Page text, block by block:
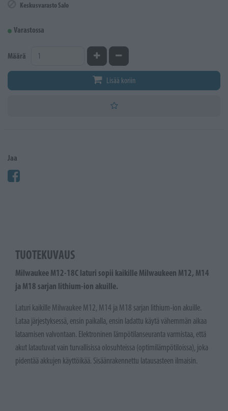
Keskusvarasto Salo
Varastossa
Määrä Kasvata määrääVähennä määrää
Lisää koriin
Jaa
TUOTEKUVAUS
Milwaukee M12-18C laturi sopii kaikille Milwaukeen M12, M14
ja M18 sarjan lithium-ion akuille.
Laturi kaikille Milwaukee M12, M14 ja M18 sarjan lithium-ion akuille.
Lataa järjestyksessä, ensin paikalla, ensin ladattu käytä vähemmän aikaa
lataamisen valvontaan. Elektroninen lämpötilanseuranta varmistaa, että
akut latautuvat vain turvallisissa olosuhteissa (optimilämpötiloissa), joka
pidentää akkujen käyttöikää. Sisäänrakennettu latausasteen ilmaisin.